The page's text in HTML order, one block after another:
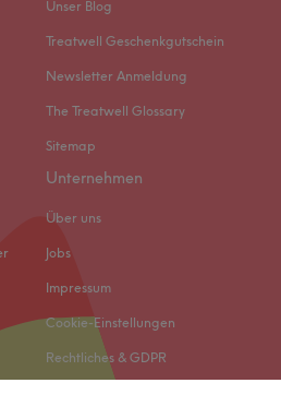
Unser Blog
Treatwell Geschenkgutschein
Newsletter Anmeldung
The Treatwell Glossary
Sitemap
Unternehmen
Über uns
Jobs
Impressum
Cookie-Einstellungen
Rechtliches & GDPR